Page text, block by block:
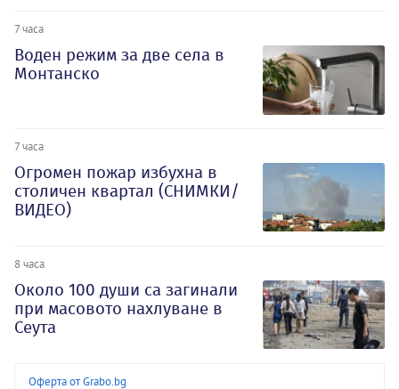
7 часа
Воден режим за две села в
Монтанско
7 часа
Огромен пожар избухна в
столичен квартал (СНИМКИ/
ВИДЕО)
8 часа
Около 100 души са загинали
при масовото нахлуване в
Сеута
Оферта от Grabo.bg